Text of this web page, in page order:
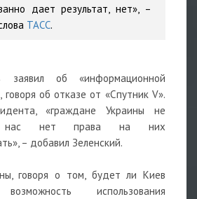
дает результат, нет», –
ТАСС.
заявил об «информационной
говоря об отказе от «Спутник V».
«граждане Украины не
нас нет права на них
– добавил Зеленский.
говоря о том, будет ли Киев
использования